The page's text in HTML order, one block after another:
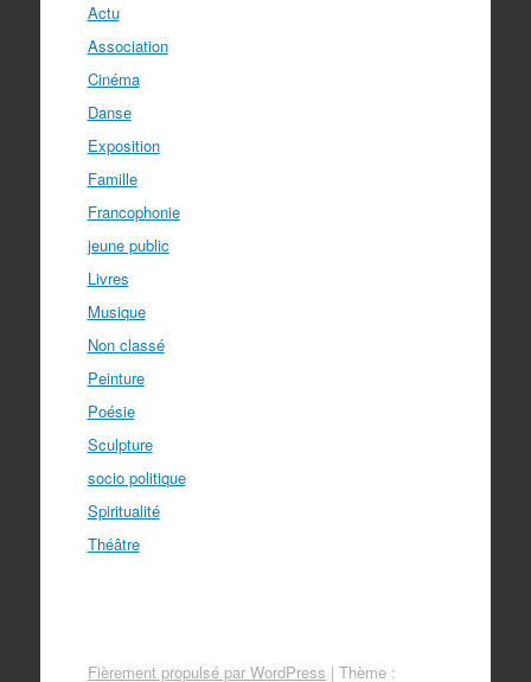
Actu
Association
Cinéma
Danse
Exposition
Famille
Francophonie
jeune public
Livres
Musique
Non classé
Peinture
Poésie
Sculpture
socio politique
Spiritualité
Théâtre
Fièrement propulsé par WordPress | Thème :